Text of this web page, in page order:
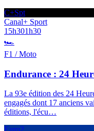
C+Spt
Canal+ Sport
15h301h30
🏎️
F1 / Moto
Endurance : 24
La 93e édition des 24
engagés dont 17 anciens
éditions, l'écu…